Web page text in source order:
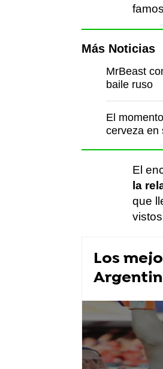
Más Noticias
MrBeast
baile ruso
El
cerveza en
El
la
que
Los